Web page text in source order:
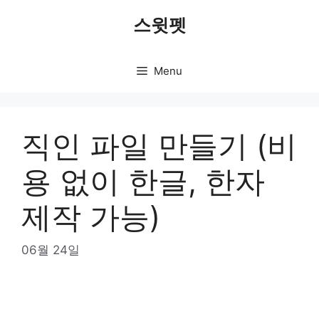
스윗펫
Menu
직인 파일 만들기 (비
용 없이 한글, 한자
제작 가능)
06월 24일